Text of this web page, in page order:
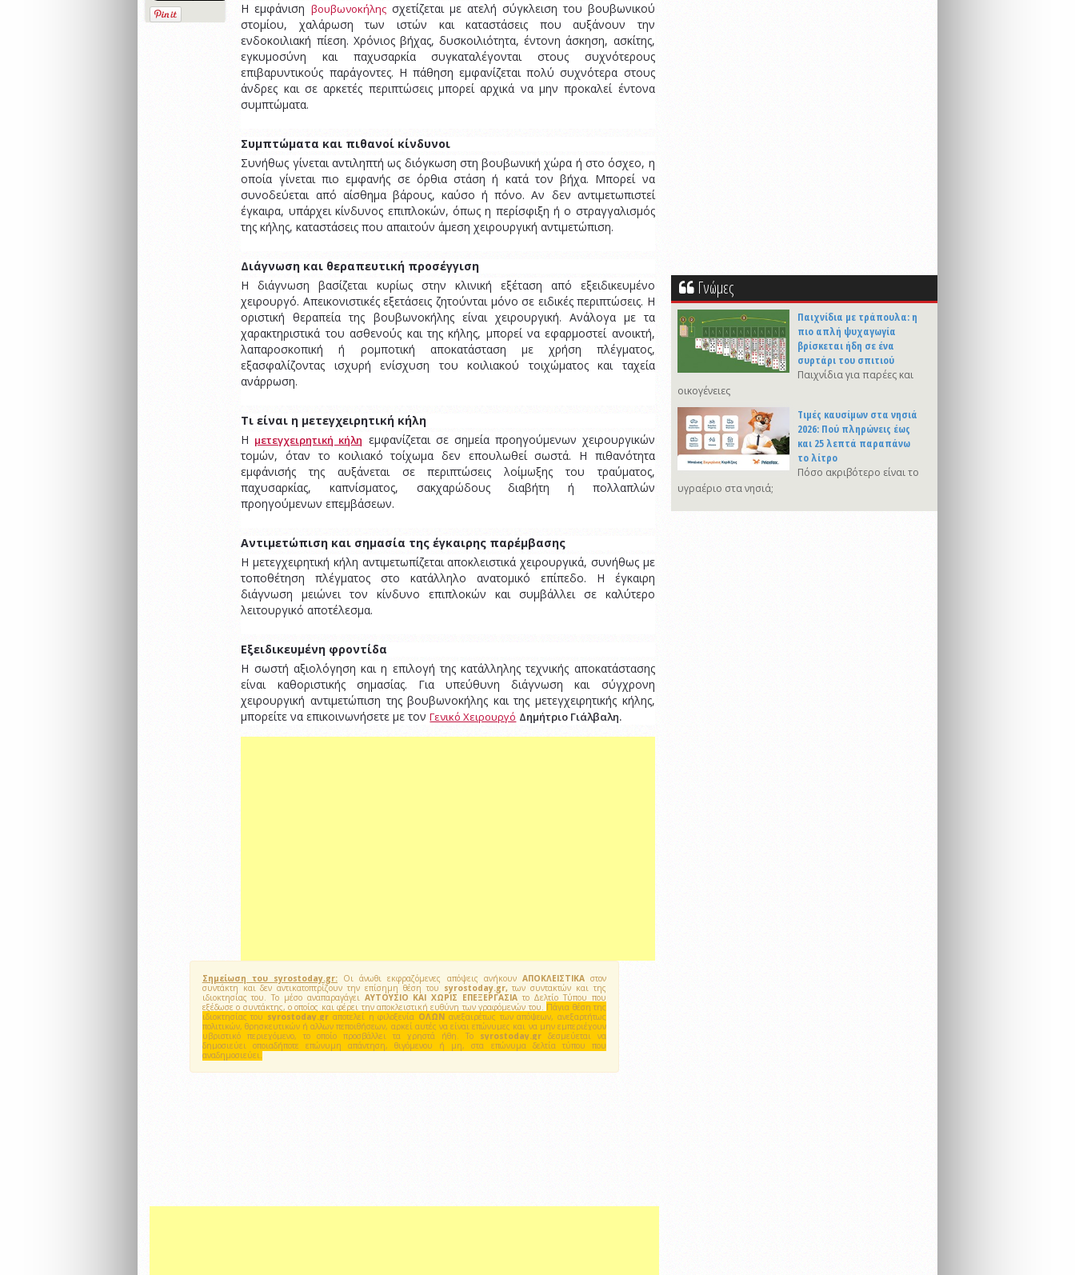
Η εμφάνιση βουβωνοκήληςσχετίζεται με ατελή σύγκλειση του βουβωνικού
στομίου, χαλάρωση των ιστών και καταστάσεις που αυξάνουν την
ενδοκοιλιακή πίεση. Χρόνιος βήχας, δυσκοιλιότητα, έντονη άσκηση, ασκίτης,
εγκυμοσύνη και παχυσαρκία συγκαταλέγονται στους συχνότερους
επιβαρυντικούς παράγοντες. Η πάθηση εμφανίζεται πολύ συχνότερα στους
άνδρες και σε αρκετές περιπτώσεις μπορεί αρχικά να μην προκαλεί έντονα
συμπτώματα.
Συμπτώματα και πιθανοί κίνδυνοι
Συνήθως γίνεται αντιληπτή ως διόγκωση στη βουβωνική χώρα ή στο όσχεο, η
οποία γίνεται πιο εμφανής σε όρθια στάση ή κατά τον βήχα. Μπορεί να
συνοδεύεται από αίσθημα βάρους, καύσο ή πόνο. Αν δεν αντιμετωπιστεί
έγκαιρα, υπάρχει κίνδυνος επιπλοκών, όπως η περίσφιξη ή ο στραγγαλισμός
της κήλης, καταστάσεις που απαιτούν άμεση χειρουργική αντιμετώπιση.
Διάγνωση και θεραπευτική προσέγγιση
Η διάγνωση βασίζεται κυρίως στην κλινική εξέταση από εξειδικευμένο
χειρουργό. Απεικονιστικές εξετάσεις ζητούνται μόνο σε ειδικές περιπτώσεις. Η
οριστική θεραπεία της βουβωνοκήλης είναι χειρουργική. Ανάλογα με τα
χαρακτηριστικά του ασθενούς και της κήλης, μπορεί να εφαρμοστεί ανοικτή,
λαπαροσκοπική ή ρομποτική αποκατάσταση με χρήση πλέγματος,
εξασφαλίζοντας ισχυρή ενίσχυση του κοιλιακού τοιχώματος και ταχεία
ανάρρωση.
Τι είναι η μετεγχειρητική κήλη
Η μετεγχειρητική κήλη εμφανίζεται σε σημεία προηγούμενων χειρουργικών
τομών, όταν το κοιλιακό τοίχωμα δεν επουλωθεί σωστά. Η πιθανότητα
εμφάνισής της αυξάνεται σε περιπτώσεις λοίμωξης του τραύματος,
παχυσαρκίας, καπνίσματος, σακχαρώδους διαβήτη ή πολλαπλών
προηγούμενων επεμβάσεων.
Αντιμετώπιση και σημασία της έγκαιρης παρέμβασης
Η μετεγχειρητική κήλη αντιμετωπίζεται αποκλειστικά χειρουργικά, συνήθως με
τοποθέτηση πλέγματος στο κατάλληλο ανατομικό επίπεδο. Η έγκαιρη
διάγνωση μειώνει τον κίνδυνο επιπλοκών και συμβάλλει σε καλύτερο
λειτουργικό αποτέλεσμα.
Εξειδικευμένη φροντίδα
Η σωστή αξιολόγηση και η επιλογή της κατάλληλης τεχνικής αποκατάστασης
είναι καθοριστικής σημασίας. Για υπεύθυνη διάγνωση και σύγχρονη
χειρουργική αντιμετώπιση της βουβωνοκήλης και της μετεγχειρητικής κήλης,
μπορείτε να επικοινωνήσετε με τονΓενικό Χειρουργό Δημήτριο Γιάλβαλη.
Σημείωση του syrostoday.gr: Οι άνωθι εκφραζόμενες απόψεις ανήκουν ΑΠΟΚΛΕΙΣΤΙΚΑ στον
συντάκτη και δεν αντικατοπτρίζουν την επίσημη θέση του syrostoday.gr,των συντακτών και της
ιδιοκτησίας του. Το μέσο αναπαραγάγει ΑΥΤΟΥΣΙΟ ΚΑΙ ΧΩΡΙΣ ΕΠΕΞΕΡΓΑΣΙΑτο Δελτίο Τύπου που
εξέδωσε ο συντάκτης, ο οποίος και φέρει την αποκλειστική ευθύνη των γραφόμενών του. Πάγια θέση της
ιδιοκτησίας του syrostoday.gr αποτελεί η φιλοξενία ΟΛΩΝ ανεξαιρέτως των απόψεων, ανεξαρτήτως
πολιτικών, θρησκευτικών ή αλλων πεποιθήσεων, αρκεί αυτές να είναι επώνυμες και να μην εμπεριέχουν
υβριστικό περιεχόμενο, το οποίο προσβάλλει τα χρηστά ήθη. Το syrostoday.gr δεσμεύεται να
δημοσιεύει οποιαδήποτε επώνυμη απάντηση, θιγόμενου ή μη, στα επώνυμα δελτία τύπου που
αναδημοσιεύει.
Γνώμες
Παιχνίδια με τράπουλα: η
πιο απλή ψυχαγωγία
βρίσκεται ήδη σε ένα
συρτάρι του σπιτιού
Παιχνίδια για παρέες και
οικογένειες
Τιμές καυσίμων στα νησιά
2026: Πού πληρώνεις έως
και 25 λεπτά παραπάνω
το λίτρο
Πόσο ακριβότερο είναι το
υγραέριο στα νησιά;